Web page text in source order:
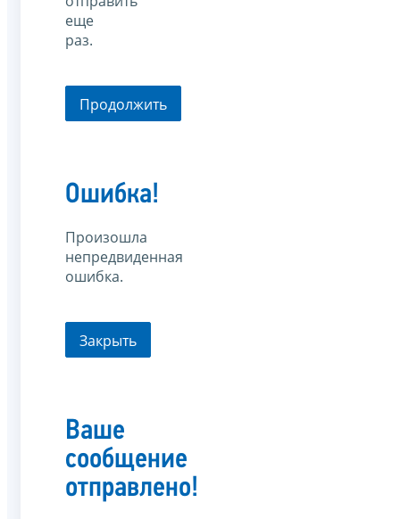
еще
раз.
Продолжить
Ошибка!
Произошла
непредвиденная
ошибка.
Закрыть
Ваше
сообщение
отправлено!